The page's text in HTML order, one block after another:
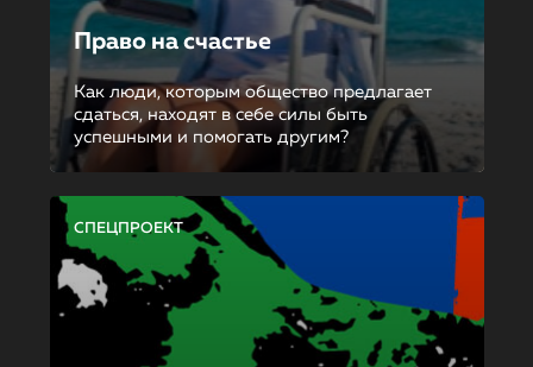
Право на счастье
Как люди, которым общество предлагает
сдаться, находят в себе силы быть
успешными и помогать другим?
СПЕЦПРОЕКТ